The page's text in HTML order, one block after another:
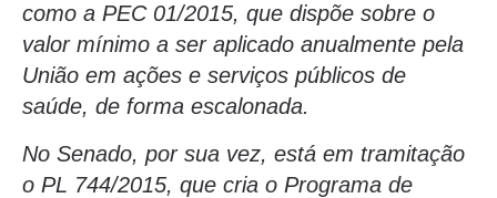
como a PEC 01/2015, que dispõe sobre o
valor mínimo a ser aplicado anualmente pela
União em ações e serviços públicos de
saúde, de forma escalonada.
No Senado, por sua vez, está em tramitação
o PL 744/2015, que cria o Programa de